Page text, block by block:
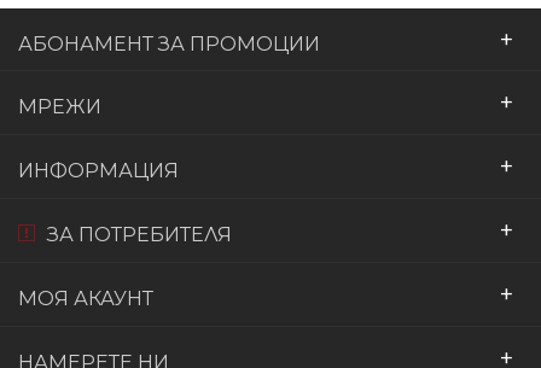
АБОНАМЕНТ ЗА ПРОМОЦИИ +
МРЕЖИ +
ИНФОРМАЦИЯ +
ЗА ПОТРЕБИТЕЛЯ +
МОЯ АКАУНТ +
НАМЕРЕТЕ НИ +